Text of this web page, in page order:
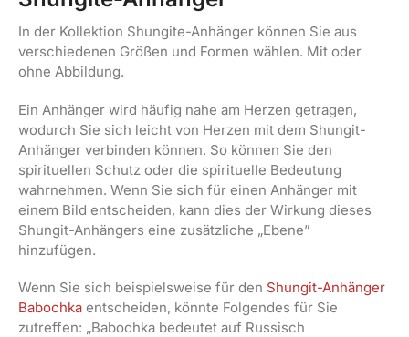
In der Kollektion Shungite-Anhänger können Sie aus
verschiedenen Größen und Formen wählen. Mit oder
ohne Abbildung.
Ein Anhänger wird häufig nahe am Herzen getragen,
wodurch Sie sich leicht von Herzen mit dem Shungit-
Anhänger verbinden können. So können Sie den
spirituellen Schutz oder die spirituelle Bedeutung
wahrnehmen. Wenn Sie sich für einen Anhänger mit
einem Bild entscheiden, kann dies der Wirkung dieses
Shungit-Anhängers eine zusätzliche „Ebene”
hinzufügen.
Wenn Sie sich beispielsweise für den Shungit-Anhänger
Babochka entscheiden, könnte Folgendes für Sie
zutreffen: „Babochka bedeutet auf Russisch